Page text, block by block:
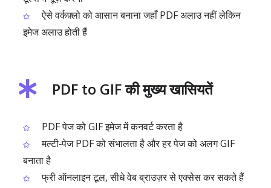
ऐसे वर्कफ़्लो को आसान बनाना जहाँ PDF अलाउ नहीं लेकिन
इमेज अलाउ होती हैं
PDF to GIF की मुख्य खासियतें
PDF पेज को GIF इमेज में कनवर्ट करता है
मल्टी‑पेज PDF को संभालता है और हर पेज को अलग GIF
बनाता है
फ्री ऑनलाइन टूल, सीधे वेब ब्राउज़र से एक्सेस कर सकते हैं